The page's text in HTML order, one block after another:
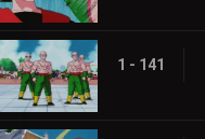
1 - 141